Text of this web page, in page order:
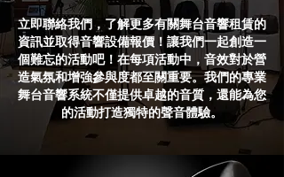
立即聯絡我們，了解更多有關舞台音響租賃的
資訊並取得音響設備報價！讓我們一起創造一
個難忘的活動吧！在每項活動中，音效對於營
造氣氛和增強參與度都至關重要。我們的專業
舞台音響系統不僅提供卓越的音質，還能為您
的活動打造獨特的聲音體驗。